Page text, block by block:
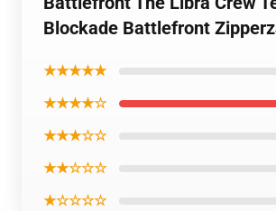
Blockade Battlefront
★★★★★
★★★★☆
★★★☆☆
★★☆☆☆
★☆☆☆☆